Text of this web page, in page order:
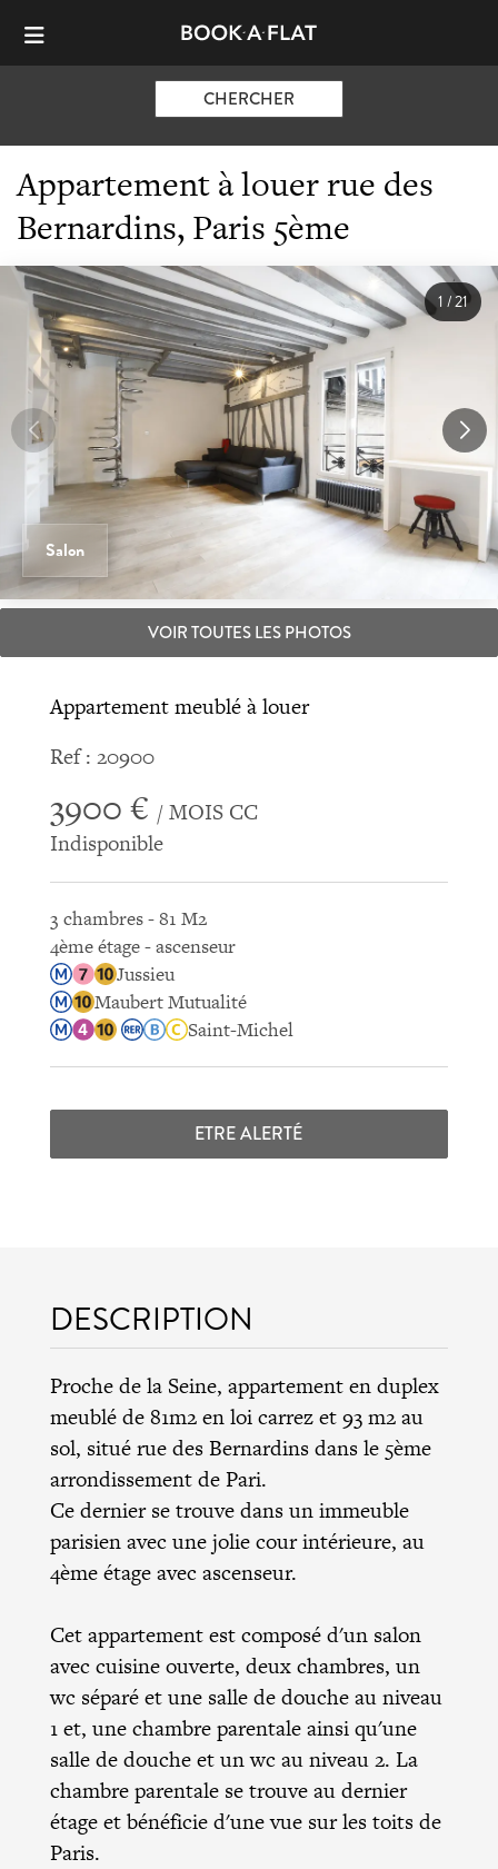
CHERCHER
Appartement à louer rue des
Bernardins, Paris 5ème
Salon
1/21
VOIR TOUTES LES PHOTOS
Appartement meublé à louer
Ref : 20900
3900 € / MOIS CC
Indisponible
3 chambres - 81 M2
4ème étage - ascenseur
Jussieu
Maubert Mutualité
Saint-Michel
ETRE ALERTÉ
DESCRIPTION
Proche de la Seine, appartement en duplex
meublé de 81m2 en loi carrez et 93 m2 au
sol, situé rue des Bernardins dans le 5ème
arrondissement de Pari.
Ce dernier se trouve dans un immeuble
parisien avec une jolie cour intérieure, au
4ème étage avec ascenseur.
Cet appartement est composé d'un salon
avec cuisine ouverte, deux chambres, un
wc séparé et une salle de douche au niveau
1 et, une chambre parentale ainsi qu'une
salle de douche et un wc au niveau 2. La
chambre parentale se trouve au dernier
étage et bénéficie d'une vue sur les toits de
Paris.